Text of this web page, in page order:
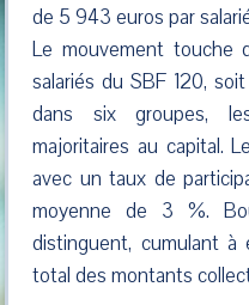
de 5 943 euros par
Le mouvement touche
salariés du SBF 120,
dans six groupes,
majoritaires au capital.
avec un taux de
moyenne de 3 %.
distinguent, cumulant à
total des montants